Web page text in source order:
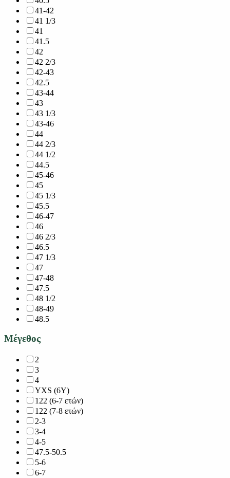
41-42
41 1/3
41
41.5
42
42 2/3
42-43
42.5
43-44
43
43 1/3
43-46
44
44 2/3
44 1/2
44.5
45-46
45
45 1/3
45.5
46-47
46
46 2/3
46.5
47 1/3
47
47-48
47.5
48 1/2
48-49
48.5
Μέγεθος
2
3
4
YXS (6Y)
122 (6-7 ετών)
122 (7-8 ετών)
2-3
3-4
4-5
47.5-50.5
5-6
6-7